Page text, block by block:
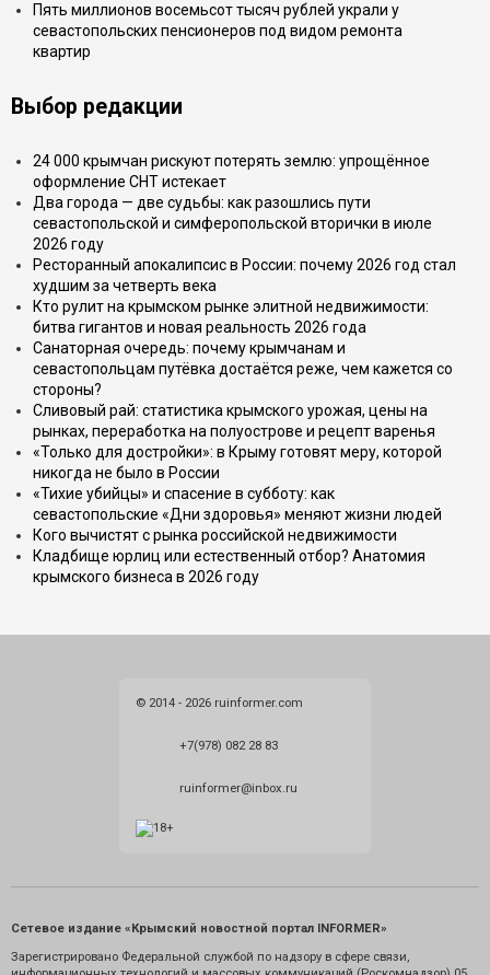
Пять миллионов восемьсот тысяч рублей украли у
севастопольских пенсионеров под видом ремонта
квартир
Выбор редакции
24 000 крымчан рискуют потерять землю: упрощённое
оформление СНТ истекает
Два города — две судьбы: как разошлись пути
севастопольской и симферопольской вторички в июле
2026 году
Ресторанный апокалипсис в России: почему 2026 год стал
худшим за четверть века
Кто рулит на крымском рынке элитной недвижимости:
битва гигантов и новая реальность 2026 года
Санаторная очередь: почему крымчанам и
севастопольцам путёвка достаётся реже, чем кажется со
стороны?
Сливовый рай: статистика крымского урожая, цены на
рынках, переработка на полуострове и рецепт варенья
«Только для достройки»: в Крыму готовят меру, которой
никогда не было в России
«Тихие убийцы» и спасение в субботу: как
севастопольские «Дни здоровья» меняют жизни людей
Кого вычистят с рынка российской недвижимости
Кладбище юрлиц или естественный отбор? Анатомия
крымского бизнеса в 2026 году
© 2014 - 2026 ruinformer.com
+7(978) 082 28 83
ruinformer@inbox.ru
Сетевое издание «Крымский новостной портал INFORMER»
Зарегистрировано Федеральной службой по надзору в сфере связи,